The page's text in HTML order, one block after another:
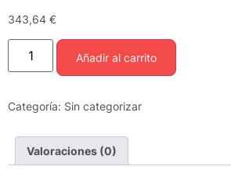
343,64 €
Añadir al carrito
Categoría: Sin categorizar
Valoraciones (0)